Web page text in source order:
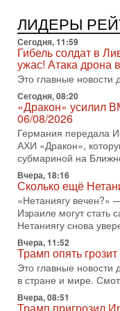
возможность
после ракетной
29-07-2026, 18:28
Трамп взбешен
Израиль меняет
В эфире телеканала
дипломат, в прошлом
АМАН, глава
29-07-2026, 15:31
Иран готовит
повышает
В эфире телеканала
ЦАХАЛа в отставке,
Ведет программу
29-07-2026, 11:48
Соцработники
властями
Около 7 400
могут перейти к
начале трудового
Сегодня, 08:20
ЛИДЕРЫ
Сегодня, 11:59
Гибель солдат в
ужас! Атака дрона
Это главные новости
Сегодня, 08:20
«Дракон» усилил
06/08/2026
Германия передала
АХИ «Дракон»,
субмариной на
Вчера, 18:16
Сколько ещё
«Нетаниягу
Израиле могут
Нетаниягу снова
Вчера, 11:52
Трамп опять
Это главные
в стране и мире.
Вчера, 08:51
Трамп пригрозил